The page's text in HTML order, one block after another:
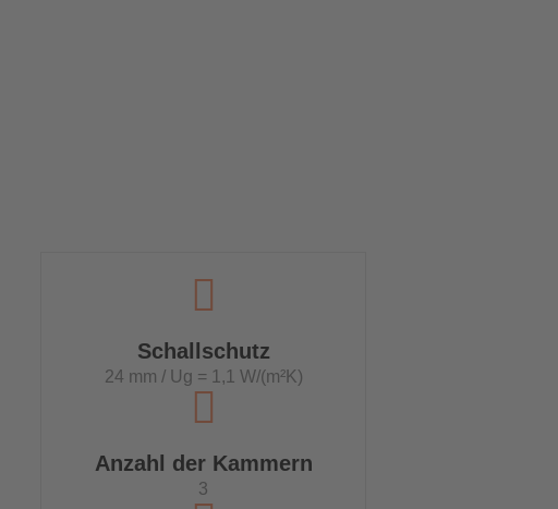
Schallschutz
24 mm / Ug = 1,1 W/(m²K)
Anzahl der Kammern
3